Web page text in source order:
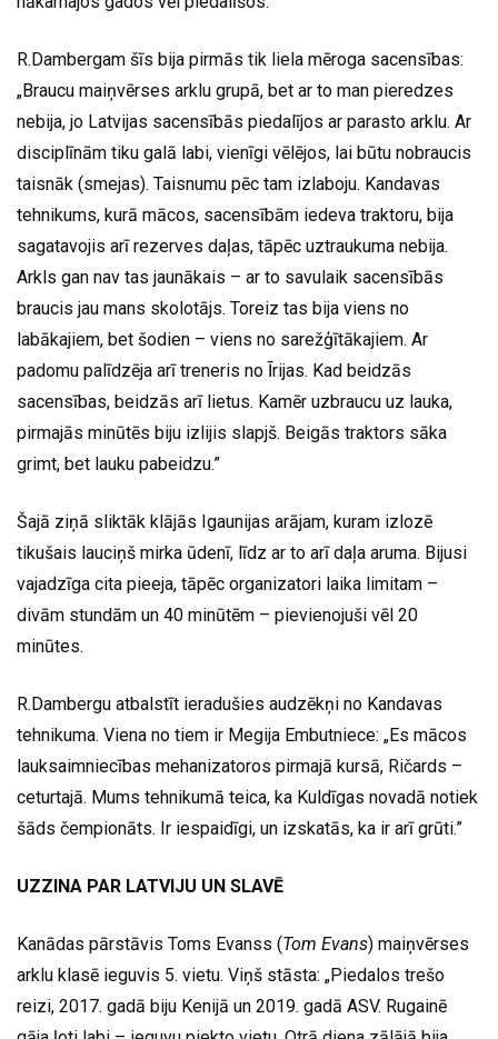
R.Dambergam šīs bija pirmās tik liela mēroga sacensības:
„Braucu maiņvērses arklu grupā, bet ar to man pieredzes
nebija, jo Latvijas sacensībās piedalījos ar parasto arklu. Ar
disciplīnām tiku galā labi, vienīgi vēlējos, lai būtu nobraucis
taisnāk (smejas). Taisnumu pēc tam izlaboju. Kandavas
tehnikums, kurā mācos, sacensībām iedeva traktoru, bija
sagatavojis arī rezerves daļas, tāpēc uztraukuma nebija.
Arkls gan nav tas jaunākais – ar to savulaik sacensībās
braucis jau mans skolotājs. Toreiz tas bija viens no
labākajiem, bet šodien – viens no sarežģītākajiem. Ar
padomu palīdzēja arī treneris no Īrijas. Kad beidzās
sacensības, beidzās arī lietus. Kamēr uzbraucu uz lauka,
pirmajās minūtēs biju izlijis slapjš. Beigās traktors sāka
grimt, bet lauku pabeidzu.”
Šajā ziņā sliktāk klājās Igaunijas arājam, kuram izlozē
tikušais lauciņš mirka ūdenī, līdz ar to arī daļa aruma. Bijusi
vajadzīga cita pieeja, tāpēc organizatori laika limitam –
divām stundām un 40 minūtēm – pievienojuši vēl 20
minūtes.
R.Dambergu atbalstīt ieradušies audzēkņi no Kandavas
tehnikuma. Viena no tiem ir Megija Embutniece: „Es mācos
lauksaimniecības mehanizatoros pirmajā kursā, Ričards –
ceturtajā. Mums tehnikumā teica, ka Kuldīgas novadā notiek
šāds čempionāts. Ir iespaidīgi, un izskatās, ka ir arī grūti.”
UZZINA PAR LATVIJU UN SLAVĒ
Kanādas pārstāvis Toms Evanss (Tom Evans) maiņvērses
arklu klasē ieguvis 5. vietu. Viņš stāsta: „Piedalos trešo
reizi, 2017. gadā biju Kenijā un 2019. gadā ASV. Rugainē